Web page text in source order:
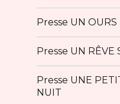
Presse UN OURS
Presse UN RÊVE
Presse UNE
NUIT